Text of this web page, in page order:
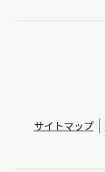
サイトマップ